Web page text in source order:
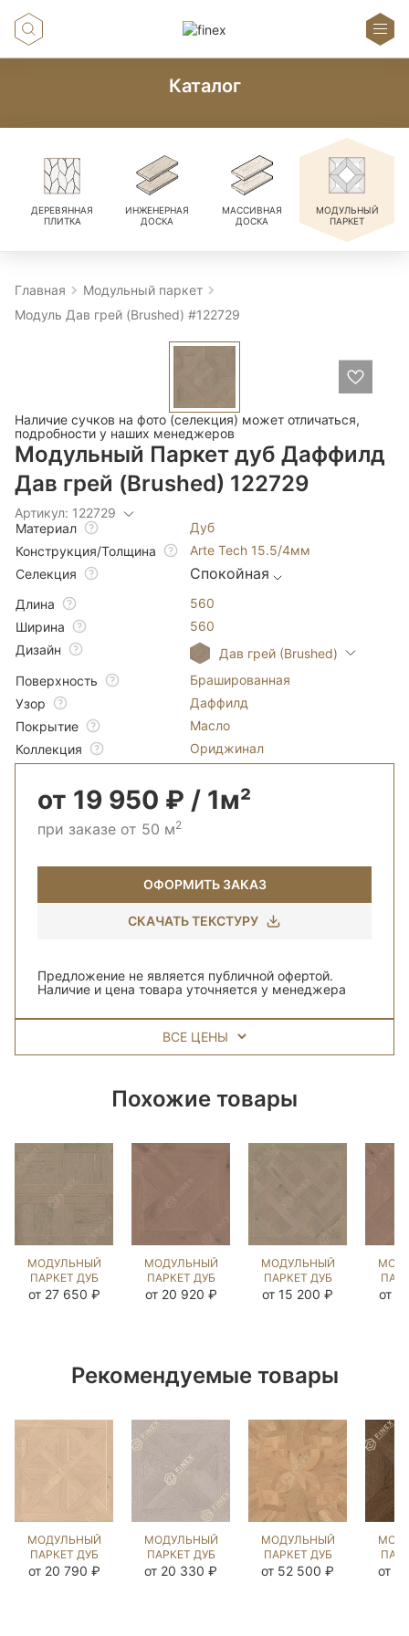
Каталог
ДЕРЕВЯННАЯ
ПЛИТКА
ИНЖЕНЕРНАЯ
ДОСКА
МАССИВНАЯ
ДОСКА
МОДУЛЬНЫЙ
ПАРКЕТ
Главная
Модульный паркет
Модуль Дав грей (Brushed) #122729
Наличие сучков на фото (селекция) может отличаться,
подробности у наших менеджеров
Модульный Паркет дуб Даффилд
Дав грей (Brushed) 122729
Артикул: 122729
Материал
Дуб
Конструкция/Толщина
Arte Tech 15.5/4мм
Селекция
Спокойная
Длина
560
Ширина
560
Дизайн
Дав грей (Brushed)
Поверхность
Брашированная
Узор
Даффилд
Покрытие
Масло
Коллекция
Ориджинал
от 19 950 ₽ / 1м²
при заказе от 50 м2
ОФОРМИТЬ ЗАКАЗ
СКАЧАТЬ ТЕКСТУРУ
Предложение не является публичной офертой.
Наличие и цена товара уточняется у менеджера
ВСЕ ЦЕНЫ
Похожие товары
МОДУЛЬНЫЙ
ПАРКЕТ ДУБ
ДЖИЗАНО
от 27 650 ₽
МОДУЛЬНЫЙ
ПАРКЕТ ДУБ
КЛИССОН
от 20 920 ₽
МОДУЛЬНЫЙ
ПАРКЕТ ДУБ
ВЕРСАЛЬ
от 15 200 ₽ от
Рекомендуемые товары
МОДУЛЬНЫЙ
ПАРКЕТ ДУБ
ШАРТРОЙС
от 20 790 ₽
МОДУЛЬНЫЙ
ПАРКЕТ ДУБ
ШЕНОНСО
от 20 330 ₽
МОДУЛЬНЫЙ
ПАРКЕТ ДУБ
ЛАВАРДИН
от 52 500 ₽ от